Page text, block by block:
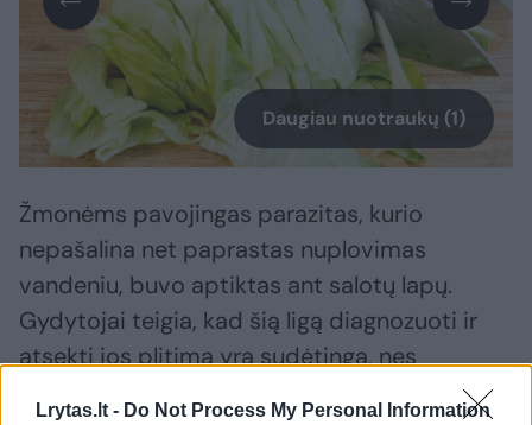
Lrytas.lt - Do Not Process My Personal Information
Daugiau nuotraukų (1)
Žmonėms pavojingas parazitas, kurio
nepašalina net paprastas nuplovimas
vandeniu, buvo aptiktas ant salotų lapų.
Gydytojai teigia, kad šią ligą diagnozuoti ir
atsekti jos plitimą yra sudėtinga, nes